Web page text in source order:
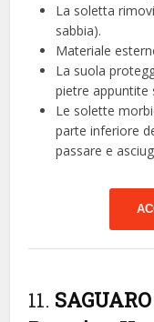
La soletta
sabbia).
Materiale
La suola
pietre appuntite
Le solette
parte inferiore
passare e
11.